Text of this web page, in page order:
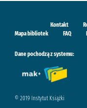
Kontakt
Mapa bibliotek
FAQ
Dane pochodzą z systemu:
© 2019 Instytut Książki